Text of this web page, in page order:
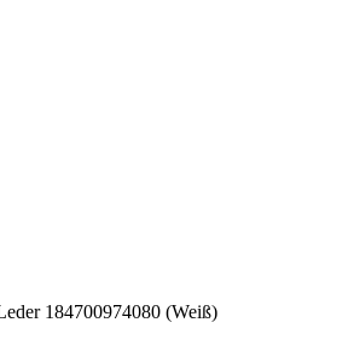
184700974080 (Weiß)